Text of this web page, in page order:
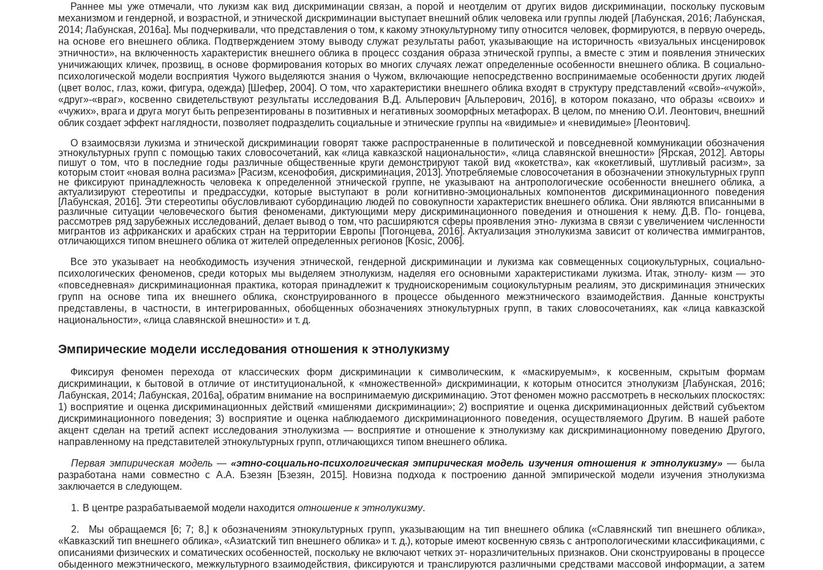
Раннее мы уже отмечали, что лукизм как вид дискриминации связан, а порой и неотделим от других видов дискриминации, поскольку пусковым
механизмом и гендерной, и возрастной, и этнической дискриминации выступает внешний облик человека или группы людей [Лабунская, 2016;Лабунская,
2014;Лабунская, 2016а]. Мы подчеркивали, что представления о том, к какому этнокультурному типу относится человек, формируются, в первую очередь,
на основе его внешнего облика. Подтверждением этому выводу служат результаты работ, указывающие на историчность «визуальных инсценировок
этничности», на включенность характеристик внешнего облика в процесс создания образа этнической группы, а вместе с этим и появления этнических
уничи­жающих кличек, прозвищ, в основе формирования которых во многих случаях лежат определенные особенности внешнего облика. В социально-
психологической модели восприятия Чужого выделяются знания о Чужом, включающие непосредственно воспринимаемые особенности других людей
(цвет волос, глаз, кожи, фигура, одежда) [Шефер, 2004]. О том, что характеристики внешнего облика входят в структуру представлений «свой»-«чужой»,
«друг»-«враг», косвенно свидетельствуют результаты исследования В.Д. Альперович [Альперович, 2016], в котором показано, что образы «своих» и
«чужих», врага и друга могут быть репрезентированы в позитивных и негативных зооморфных метафорах. В целом, по мнению О.И. Ле­онтович, внешний
облик создает эффект наглядности, позволяет подразделить социальные и этнические группы на «видимые» и «невидимые» [Леонтович].
О взаимосвязи лукизма и этнической дискриминации говорят также распространенные в политической и повседневной коммуникации обозначения
этнокультурных групп с помощью таких словосочетаний, как «лица кавказской национальности», «лица славянской внешности» [Ярская, 2012]. Авторы
пишут о том, что в последние годы различные общественные круги демонстрируют такой вид «кокетства», как «кокетливый, шутливый расизм», за
которым стоит «новая волна расизма» [Расизм, ксенофобия, дискриминация, 2013]. Употребляемые словосочетания в обозначении этнокультурных групп
не фиксируют принадлежность человека к определенной этнической группе, не указывают на антропологические особенности внешнего облика, а
актуализируют стереотипы и предрассудки, которые выступают в роли когнитивно-эмоциональных компонентов дискриминационного поведения
[Лабунская, 2016]. Эти стереотипы обусловливают субординацию людей по совокупности характеристик внешнего облика. Они являются вписанными в
различные ситуации человеческого бытия феноменами, диктующими меру дискриминационного поведения и отношения к нему. Д.В. По- гонцева,
рассмотрев ряд зарубежных исследований, делает вывод о том, что расширяются сферы проявления этно- лукизма в связи с увеличением численности
мигрантов из африканских и арабских стран на территории Европы [Погонцева, 2016]. Актуализация этнолукизма зависит от количества иммигрантов,
отличающихся типом внешнего облика от жителей определенных регионов [Kosic, 2006].
Все это указывает на необходимость изучения этнической, гендерной дискриминации и лукизма как совмещенных социокультурных, социально-
психологических феноменов, среди которых мы выделяем этнолукизм, наделяя его основными характеристиками лукизма. Итак, этнолу- кизм — это
«повседневная» дискриминационная практика, которая принадлежит к трудноискоренимым социокультурным реалиям, это дискриминация этнических
групп на основе типа их внешнего облика, сконструированного в процессе обыденного межэтнического взаимодействия. Данные конструкты
представлены, в частности, в интегрированных, обобщенных обозначениях этнокультурных групп, в таких словосочетаниях, как «лица кавказской
национальности», «лица славянской внешности» и т. д.
Эмпирические модели исследования отношения к этнолукизму
Фиксируя феномен перехода от классических форм дискриминации к символическим, к «маскируемым», к косвенным, скрытым формам
дискриминации, к бытовой в отличие от институциональной, к «множественной» дискриминации, к которым относится этнолукизм [Лабунская, 2016;
Лабунская, 2014;Лабунская, 2016а], обратим внимание на воспринимаемую дискриминацию. Этот феномен можно рассмотреть в нескольких плоскостях:
1) восприятие и оценка дискриминационных действий «мишенями дискриминации»; 2) восприятие и оценка дискриминационных действий субъектом
дискриминационного поведения; 3) восприятие и оценка наблюдаемого дискриминационного поведения, осуществляемого Другим. В нашей работе
акцент сделан на третий аспект исследования этнолукизма — восприятие и отношение к этнолукизму как дискриминационному поведению Другого,
направленному на представителей этнокультурных групп, отличающихся типом внешнего облика.
Первая эмпирическая модель — «эт­но-социально-психологическая эмпирическая модель изучения отношения к этнолукизму»— была
разработана нами совместно с А.А. Бзезян
[Бзезян, 2015]. Новизна подхода к построению данной эмпирической модели изучения этнолукизма
заключается в следующем.
1. В центре разрабатываемой модели находитсяотношение к этнолукизму.
2.
Мы обращаемся [6; 7; 8,] к обозначениям этнокультурных групп, указывающим на тип внешнего облика («Славянский тип внешнего облика»,
«Кавказский тип внешнего облика», «Азиатский тип внешнего облика» и т. д.), которые имеют косвенную связь с антропологическими классификациями, с
описаниями физических и соматических особенностей, поскольку не включают четких эт- норазличительных признаков. Они сконструированы в процессе
обыденного межэтнического, межкультурного взаимодействия, фиксируются и транслируются различными средствами массовой информации, а затем